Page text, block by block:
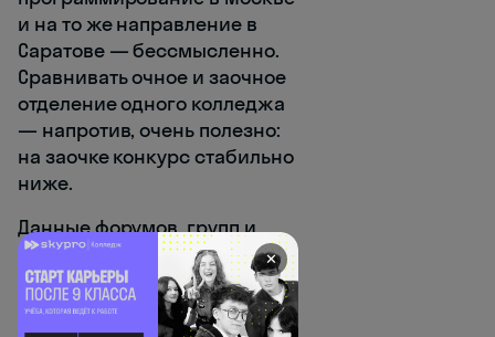
и на то же направление в
Саратове — бессмысленно.
Сравнивать очное и заочное
отделение одного колледжа
— напротив, очень полезно:
на заочке конкурс стабильно
ниже.
Данные форумов, групп и
«советов знакомых» —
источники с нулевой
достоверностью. Колледж
✕